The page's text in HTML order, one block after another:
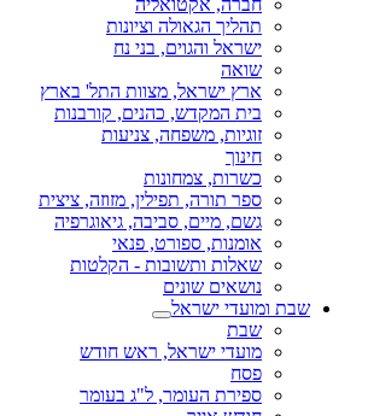
חברה, אקטואליה
תהליך הגאולה וציונות
ישראל והגוים, בני נח
שואה
ארץ ישראל, מצוות התל' בארץ
בית המקדש, כהנים, קורבנות
זוגיות, משפחה, צניעות
חינוך
כשרות, צמחונות
ספר תורה, תפילין, מזוזה, ציצית
גשם, מיים, סביבה, גיאוגרפיה
אומנות, ספורט, פנאי
שאלות ותשובות - הקלטות
נושאים שונים
שבת ומועדי ישראל
שבת
מועדי ישראל, ראש חודש
פסח
ספירת העומר, ל"ג בעומר